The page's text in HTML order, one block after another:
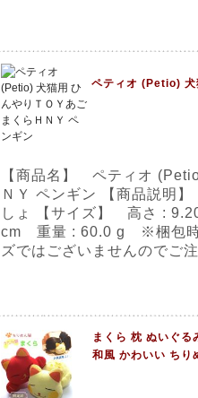
ペティオ (Petio) 犬
【商品名】 ペティオ
ＮＹ ペンギン 【商品説明
しょ 【サイズ】 高さ :
cm 重量 : 60.0 g ※梱包時
ズではございませんのでご
まくら 枕 ぬいぐ
和風 かわいい ちり